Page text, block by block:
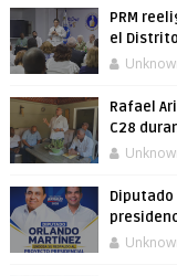
PRM
el
Rafael
C28